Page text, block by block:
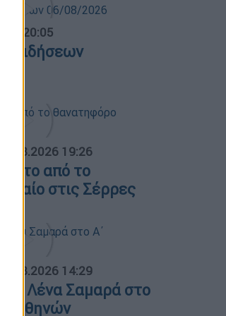
20:05
ειδήσεων
07.08.2026 19:26
από το
στις Σέρρες
07.08.2026 14:29
τη Λένα Σαμαρά στο
Αθηνών